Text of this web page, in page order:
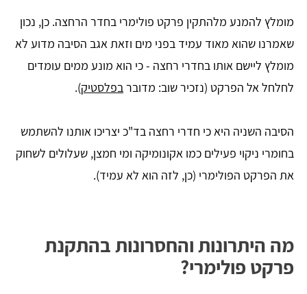
מומלץ להמנע מלהתקין פרקט פולימרי בחדר הרחצה. כן, נכון
שאמרנו שהוא מאוד עמיד בפני מים וזאת אגב הסיבה מדוע לא
מומלץ ליישם אותו בחדרי רחצה - כי הוא מונע ממים עומדים
לחלחל אל הפרקט (נזכיר שוב: מדוברבפלסטיק).
הסיבה השניה היא כי חדרי רחצה בד"כ יצריכו אותנו להשתמש
בחומרי ניקוי פעילים כמו אקונומיקה ומי חמצן, שעלולים לשחוק
את הפרקט הפולימרי (כן, לזה הוא לא עמיד).
מה היתרונות והחסרונות בהתקנת
פרקט פולימרי?